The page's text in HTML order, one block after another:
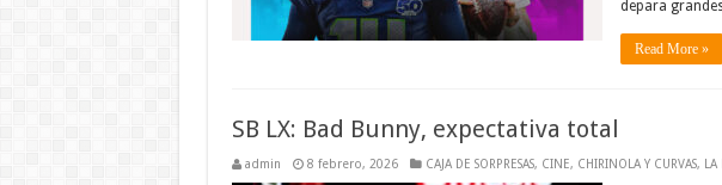
depara
Read More »
SB LX: Bad Bunny, expectativa total
admin 8 febrero, 2026 CAJA DE SORPRESAS, CINE, CHIRINOLA Y CURVAS, LA